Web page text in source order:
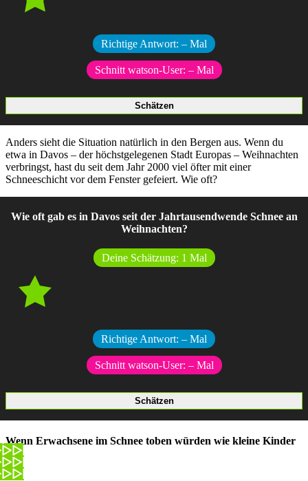
Richtige Antwort: – Mal
Schnitt watson-User: –Mal
Anders sieht die Situation natürlich in den Bergen aus. Wenn du
etwa in Davos – der höchstgelegenen Stadt Europas – Weihnachten
verbringst, hast du seit dem Jahr 2000 viel öfter mit einer
Schneeschicht vor dem Fenster gefeiert. Wie oft?
Wie oft gab es in Davos seit der Jahrtausendwende Schnee an
Weihnachten?
Deine Schätzung: 1 Mal
Richtige Antwort: – Mal
Schnitt watson-User: –Mal
Wenn Erwachsene im Schnee toben würden wie kleine Kinder